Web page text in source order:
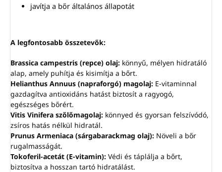
javítja a bőr általános állapotát
A legfontosabb összetevők:
Brassica campestris (repce) olaj: könnyű, mélyen hidratáló
alap, amely puhítja és kisimítja a bőrt.
Helianthus Annuus (napraforgó) magolaj: E-vitaminnal
gazdagítva antioxidáns hatást biztosít a ragyogó,
egészséges bőrért.
Vitis Vinifera szőlőmagolaj: könnyed és gyorsan felszívódó,
zsíros hatás nélkül hidratál.
Prunus Armeniaca (sárgabarackmag olaj): Növeli a bőr
rugalmasságát.
Tokoferil-acetát (E-vitamin): Védi és táplálja a bőrt,
biztosítva a hosszan tartó hidratálást.